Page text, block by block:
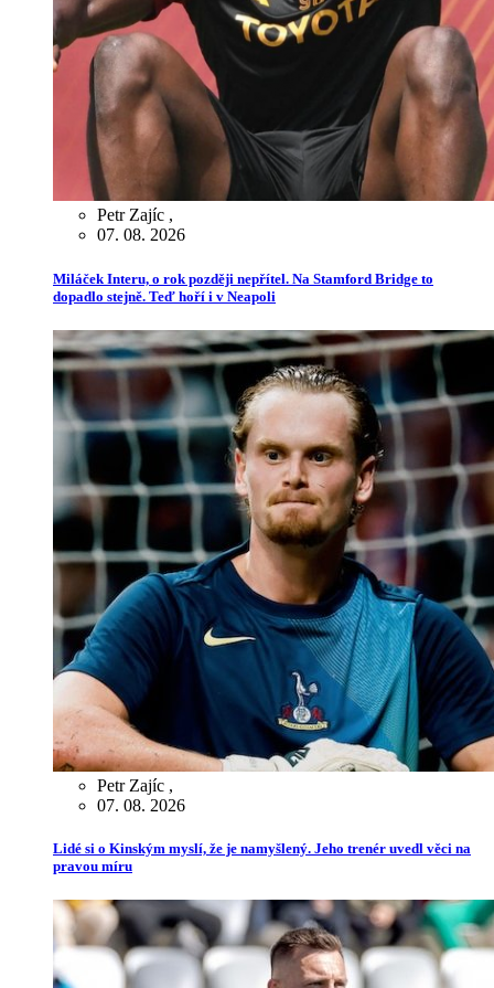
Petr Zajíc ,
07. 08. 2026
Miláček Interu, o rok později nepřítel. Na Stamford Bridge to
dopadlo stejně. Teď hoří i v Neapoli
Petr Zajíc ,
07. 08. 2026
Lidé si o Kinským myslí, že je namyšlený. Jeho trenér uvedl věci na
pravou míru